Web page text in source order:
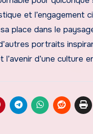
et l’engagement
place dans le
portraits
d’une culture